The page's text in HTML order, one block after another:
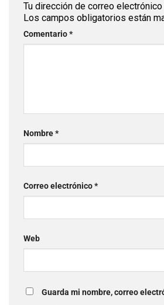
Tu dirección de correo
Los campos obligatorios están
Comentario*
Nombre*
Correo electrónico*
Web
Guarda mi nombre, correo